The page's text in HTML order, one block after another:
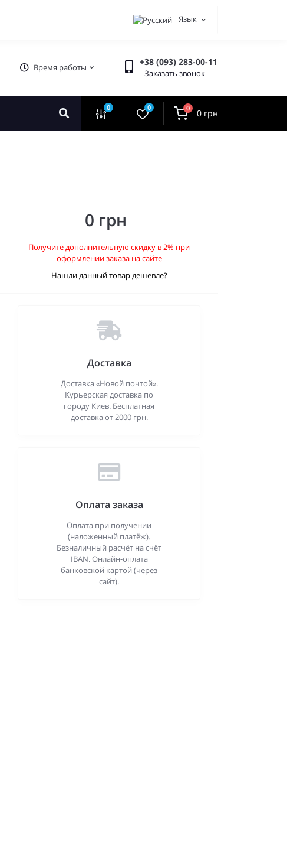
Язык
Время работы +38 (093) 283-00-11
Заказать звонок
0 0 0 0 грн
0 грн
Получите дополнительную скидку в 2% при
оформлении заказа на сайте
Нашли данный товар дешевле?
Доставка
Доставка «Новой почтой».
Курьерская доставка по
городу Киев. Бесплатная
доставка от 2000 грн.
Оплата заказа
Оплата при получении
(наложенный платёж).
Безналичный расчёт на счёт
IBAN. Онлайн-оплата
банковской картой (через
сайт).